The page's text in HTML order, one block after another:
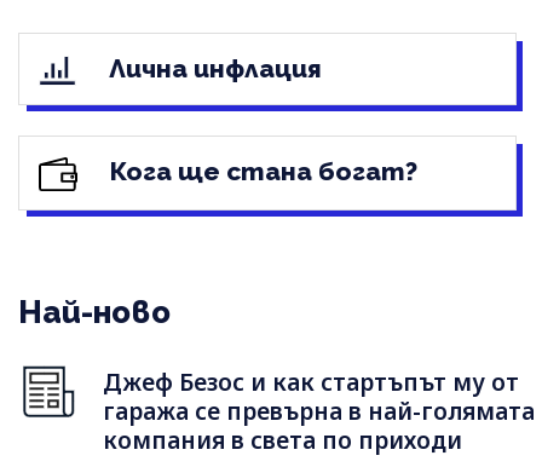
Лична инфлация
Кога ще стана богат?
Най-ново
Джеф Безос и как стартъпът му от
гаража се превърна в най-голямата
компания в света по приходи